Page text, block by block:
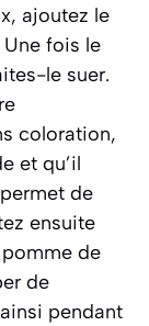
ajoutez le
fois le
le suer.
coloration,
et qu’il
de
ensuite
de
de
pendant